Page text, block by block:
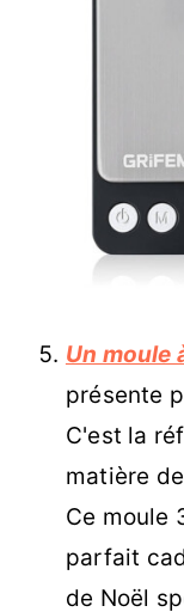
Un moule
présente
C'est la
matière
Ce moule
parfait
de Noël